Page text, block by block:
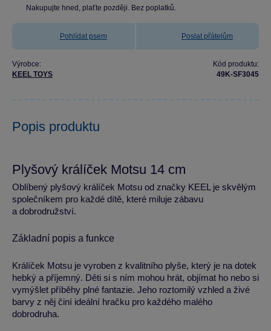
Nakupujte hned, plaťte později. Bez poplatků.
Pohlídat psem Poslat přátelům
Výrobce:
KEEL TOYS
Kód produktu:
49K-SF3045
Popis produktu
Plyšový králíček Motsu 14 cm
Oblíbený plyšový králíček Motsu od značky KEEL je skvělým
společníkem pro každé dítě, které miluje zábavu
a dobrodružství.
Základní popis a funkce
Králíček Motsu je vyroben z kvalitního plyše, který je na dotek
hebký a příjemný. Děti si s ním mohou hrát, objímat ho nebo si
vymýšlet příběhy plné fantazie. Jeho roztomilý vzhled a živé
barvy z něj činí ideální hračku pro každého malého
dobrodruha.